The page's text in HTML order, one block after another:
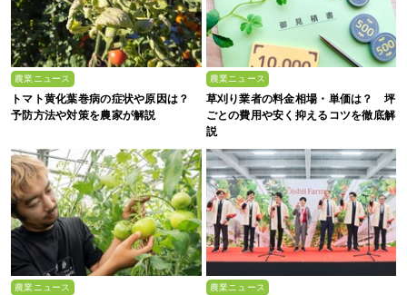
農業ニュース
トマト黄化葉巻病の症状や原因は？
予防方法や対策を農家が解説
農業ニュース
草刈り業者の料金相場・単価は？ 坪
ごとの費用や安く抑えるコツを徹底解
説
農業ニュース 農業ニュース